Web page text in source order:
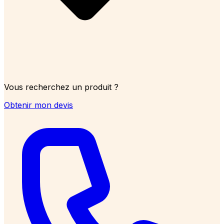
Vous recherchez un produit ?
Obtenir mon devis